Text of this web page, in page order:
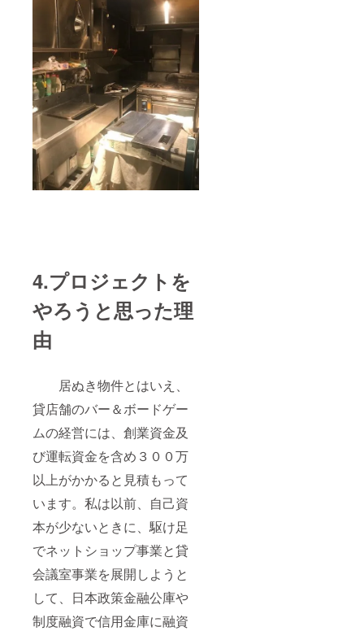
4.プロジェクトを
やろうと思った理
由
居ぬき物件とはいえ、
貸店舗のバー＆ボードゲー
ムの経営には、創業資金及
び運転資金を含め３００万
以上がかかると見積もって
います。私は以前、自己資
本が少ないときに、駆け足
でネットショップ事業と貸
会議室事業を展開しようと
して、日本政策金融公庫や
制度融資で信用金庫に融資